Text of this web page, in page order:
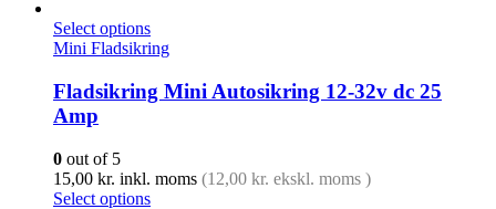
Select options
Mini Fladsikring
Fladsikring Mini Autosikring 12-32v dc 25
Amp
0 out of 5
15,00 kr. inkl. moms (12,00 kr. ekskl. moms )
Select options